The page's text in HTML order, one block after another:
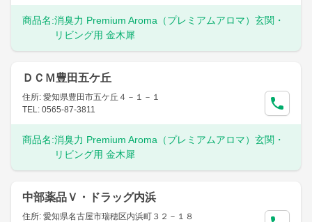
商品名:消臭力 Premium Aroma（プレミアムアロマ）玄関・
リビング用 金木犀
ＤＣＭ豊田五ケ丘
住所: 愛知県豊田市五ケ丘４－１－１
TEL: 0565-87-3811
商品名:消臭力 Premium Aroma（プレミアムアロマ）玄関・
リビング用 金木犀
中部薬品Ｖ・ドラッグ内浜
住所: 愛知県名古屋市瑞穂区内浜町３２－１８